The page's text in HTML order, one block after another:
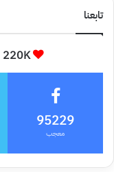
تابعنا
220K
95229
معجب